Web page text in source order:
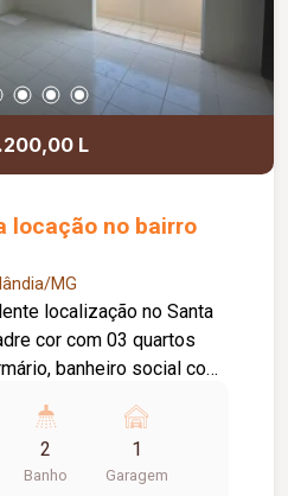
L
locação no bairro
MG
localização no Santa
cor com 03 quartos
banheiro social com
toda planejada com
com armário, 01 vaga
2
Banho
1
Garagem